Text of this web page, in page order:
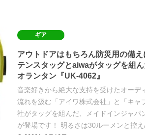
ギア
アウトドアはもちろん防災用の備
テンスタッグとaiwaがタッグを組
オランタン『UK-4062』
音楽好きから絶大な支持を受けたオーデ
流れを汲む「アイワ株式会社」と「キャ
社がタッグを組んだ、メイドインジャパ
が登場です！ 明るさは30ルーメンと控